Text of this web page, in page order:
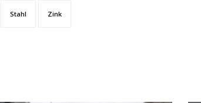
Stahl Zink